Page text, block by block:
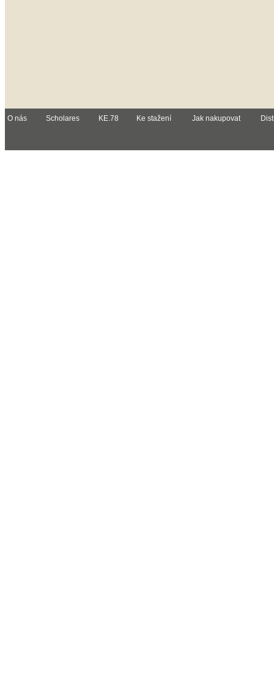
O nás Scholares KE.78 Ke stažení Jak nakupovat